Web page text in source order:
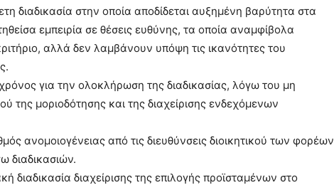
διαδικασία στην οποία αποδίδεται αυξημένη βαρύτητα στα
εμπειρία σε θέσεις ευθύνης, τα οποία αναμφίβολα
αλλά δεν λαμβάνουν υπόψη τις ικανότητες του
χρόνος για την ολοκλήρωση της διαδικασίας, λόγω του μη
της μοριοδότησης και της διαχείρισης ενδεχόμενων
ανομοιογένειας από τις διευθύνσεις διοικητικού των φορέων
διαδικασιών.
διαδικασία διαχείρισης της επιλογής προϊσταμένων στο